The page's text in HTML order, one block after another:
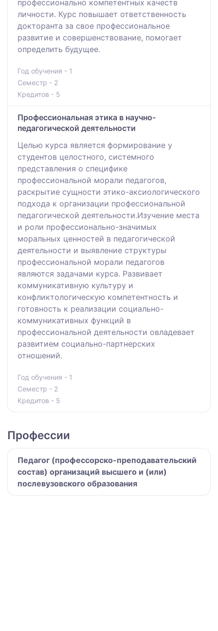
профессионально компетентных качеств
личности. Курс повышает ответственность
докторанта за свое профессиональное
развитие и совершенствование, помогает
определить будущее.
Год обучения - 1
Семестр - 2
Кредитов - 5
Профессиональная этика в научно-
педагогической деятельности
Целью курса является формирование у
студентов целостного, системного
представления о специфике
профессиональной морали педагогов,
раскрытие сущности этико-аксиологического
подхода к организации профессиональной
педагогической деятельности.Изучение места
и роли профессионально-значимых
моральных ценностей в педагогической
деятельности и выявление структуры
профессиональной морали педагогов
являются задачами курса. Развивает
коммуникативную культуру и
конфликтологическую компетентность и
готовность к реализации социально-
коммуникативных функций в
профессиональной деятельности овладевает
развитием социально-партнерских
отношений.
Год обучения - 1
Семестр - 2
Кредитов - 5
Профессии
Педагог (профессорско-преподавательский
состав) организаций высшего и (или)
послевузовского образования